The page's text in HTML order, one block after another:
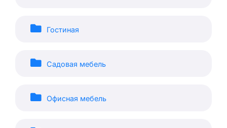
Гостиная
Садовая мебель
Офисная мебель